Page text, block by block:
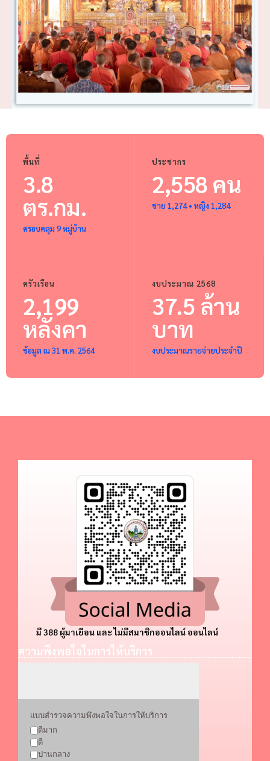
พื้นที่
3.8
ตร.กม.
ครอบคลุม 9 หมู่บ้าน
ประชากร
2,558 คน
ชาย 1,274 • หญิง 1,284
ครัวเรือน
2,199
หลังคา
ข้อมูล ณ 31 พ.ค. 2564
งบประมาณ 2568
37.5 ล้าน
บาท
งบประมาณรายจ่ายประจำปี
มี 388 ผู้มาเยือน และ ไม่มีสมาชิกออนไลน์ ออนไลน์
ความพึงพอใจในการให้บริการ
แบบสำรวจความพึงพอใจในการให้บริการ
ดีมาก
ดี
ปานกลาง